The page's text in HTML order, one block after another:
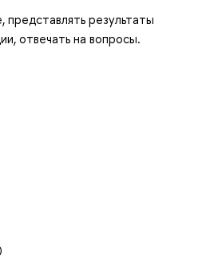
результаты
отвечать на вопросы.